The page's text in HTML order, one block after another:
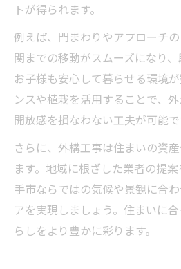
トが得られます。
例えば、門まわりやアプローチ
関までの移動がスムーズになり
お子様も安心して暮らせる環境
ンスや植栽を活用することで、
開放感を損なわない工夫が可能で
さらに、外構工事は住まいの資
ます。地域に根ざした業者の提
手市ならではの気候や景観に合
アを実現しましょう。住まいに
らしをより豊かに彩ります。